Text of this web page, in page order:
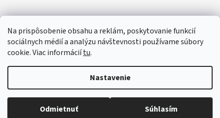
Na prispôsobenie obsahu a reklám, poskytovanie funkcií
sociálnych médií a analýzu návštevnosti používame súbory
cookie. Viac informáciítu.
Nastavenie
Odmietnuť Súhlasím
y
v
ý
p
s
u
e
Vytvoril Shoptet
Copyright 2026BUILDING ELEMENTS SK. Všetky práva